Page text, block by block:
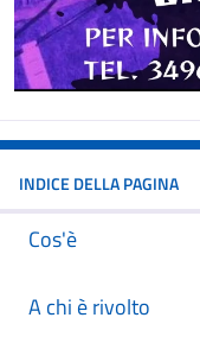
INDICE DELLA PAGINA
Cos'è
A chi è rivolto